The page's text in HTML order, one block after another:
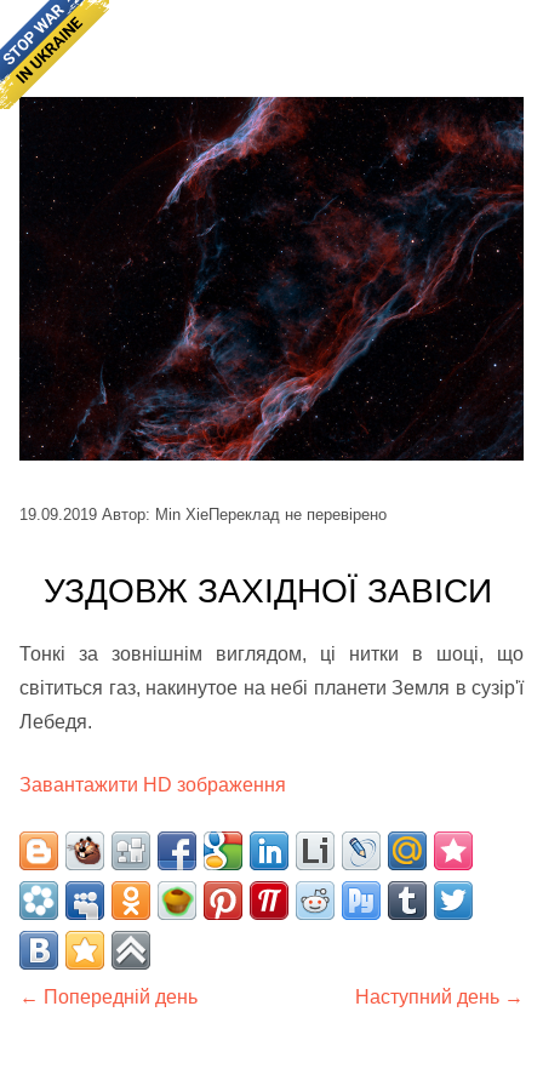
19.09.2019 Автор: Min XieПереклад не перевірено
УЗДОВЖ ЗАХІДНОЇ ЗАВІСИ
Тонкі за зовнішнім виглядом, ці нитки в шоці, що
світиться газ, накинутое на небі планети Земля в сузір'ї
Лебедя.
Завантажити HD зображення
← Попередній день Наступний день →